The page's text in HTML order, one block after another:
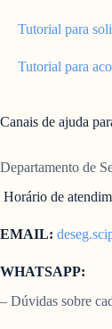
Tutorial para
Tutorial para
Canais de ajuda
Departamento de
Horário de
EMAIL:
WHATSAPP:
– Dúvidas sobre